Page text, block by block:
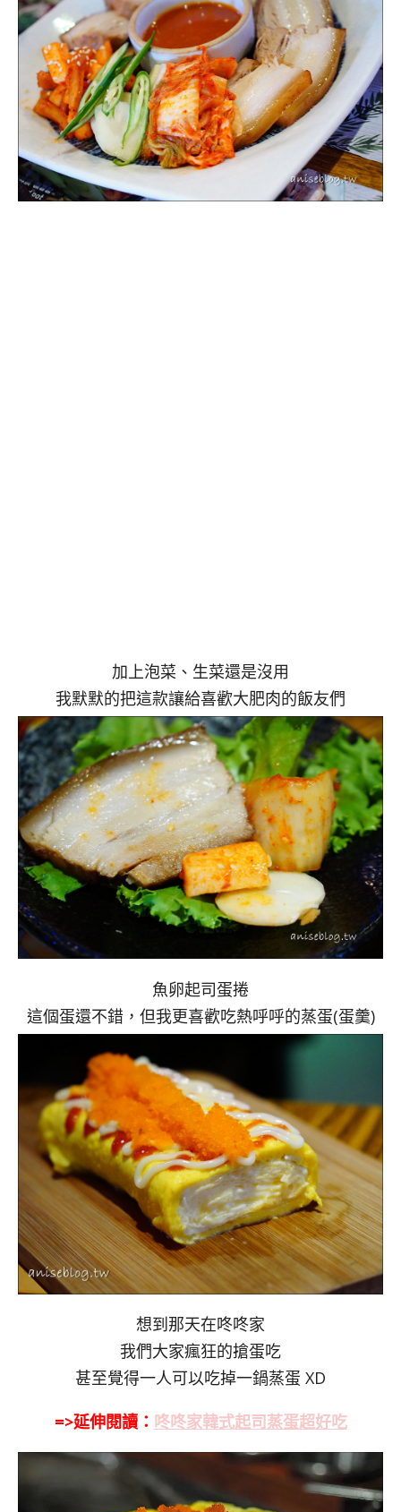
加上泡菜、生菜還是沒用
我默默的把這款讓給喜歡大肥肉的飯友們
魚卵起司蛋捲
這個蛋還不錯，但我更喜歡吃熱呼呼的蒸蛋(蛋羹)
想到那天在咚咚家
我們大家瘋狂的搶蛋吃
甚至覺得一人可以吃掉一鍋蒸蛋 XD
=>延伸閱讀： 咚咚家韓式起司蒸蛋超好吃